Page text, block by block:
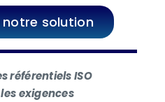
notre solution
référentiels ISO
les exigences